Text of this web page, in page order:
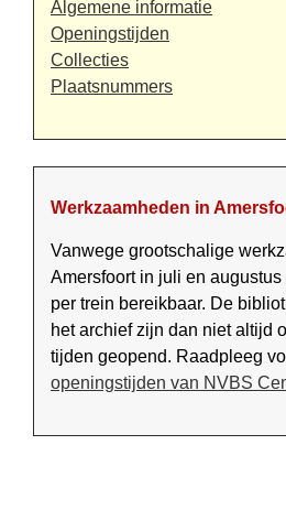
Algemene informatie
Openingstijden
Collecties
Plaats­nummer­s
Werkzaamheden in
Vanwege grootschalige
Amersfoort in juli en
per trein bereik­baar. De
het archief zijn dan niet altijd
tijden geopend. Raadpleeg
openings­tijden van NVBS